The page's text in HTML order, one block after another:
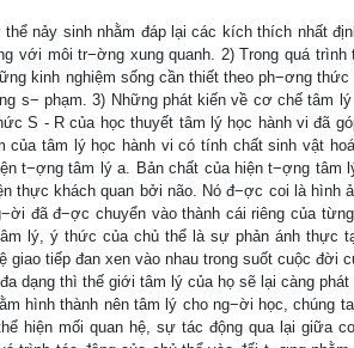
nảy sinh nhằm đáp lại các kích thích nhất
môi tr−ờng xung quanh. 2) Trong quá trình
kinh nghiệm sống cần thiết theo ph−ơng
s− phạm. 3) Những phát kiến về cơ chế tâm
S - R của học thuyết tâm lý học hành vi đã
của tâm lý học hành vi có tính chất sinh vật
t−ợng tâm lý a. Bản chất của hiện t−ợng tâm
thực khách quan bởi não. Nó đ−ợc coi là hình
đã đ−ợc chuyển vào thành cái riêng của
lý, ý thức của chủ thể là sự phản ánh thực
tiếp đan xen vào nhau trong suốt cuộc đời
dạng thì thế giới tâm lý của họ sẽ lại càng
hình thành nên tâm lý cho ng−ời học, chúng
hiện mối quan hệ, sự tác động qua lại giữa